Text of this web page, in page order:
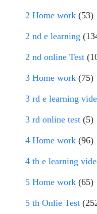
2 Home work (53)
2 nd e learning
2 nd online Test
3 Home work (75)
3 rd e learning
3 rd online test (5)
4 Home work (96)
4 th e learning
5 Home work (65)
5 th Onlie Test